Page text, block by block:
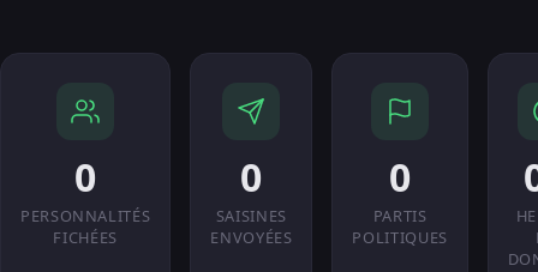
0
PERSONNALITÉS
FICHÉES
0
SAISINES
ENVOYÉES
0
PARTIS
POLITIQUES